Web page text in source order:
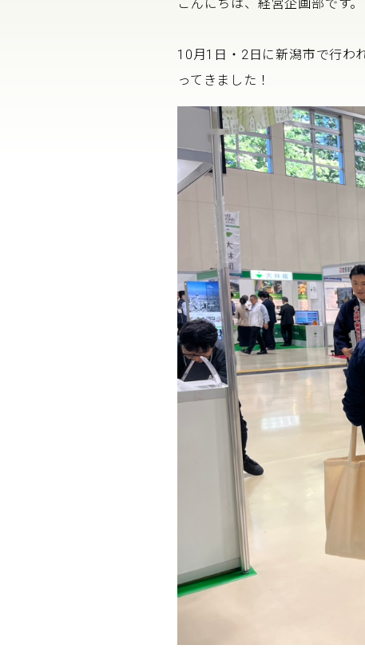
Company
Recruit
Contact
こんにちは、経営企画部です。
10月1日・2日に新潟市で行わ
ってきました！